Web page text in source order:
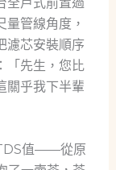
全戶式前置過
管線角度，
濾芯安裝順序
「先生，您比
關乎我下半輩
值——從原